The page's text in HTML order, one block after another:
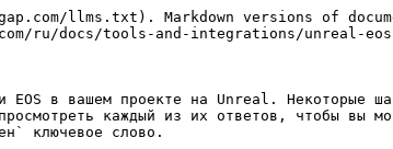
llms.txt). Markdown versions of
ru/docs/tools-and-integrations/unreal-
в вашем проекте на Unreal. Некоторые
каждый из их ответов, чтобы вы
ключевое слово.